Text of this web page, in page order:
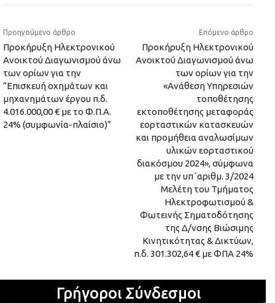
Προηγούμενο άρθρο
Προκήρυξη Ηλεκτρονικού
Ανοικτού Διαγωνισμού άνω
των ορίων για την
”Επισκευή οχημάτων και
μηχανημάτων έργου π.δ.
4.016.000,00 € με το Φ.Π.Α.
24% (συμφωνία-πλαίσιο)”
Επόμενο άρθρο
Προκήρυξη Ηλεκτρονικού
Ανοικτού Διαγωνισμού άνω
των ορίων για την
«Ανάθεση Υπηρεσιών
τοποθέτησης
εκτοποθέτησης μεταφοράς
εορταστικών κατασκευών
και προμήθεια αναλωσίμων
υλικών εορταστικού
διακόσμου 2024», σύμφωνα
με την υπ΄αριθμ. 3/2024
Μελέτη του Τμήματος
Ηλεκτροφωτισμού &
Φωτεινής Σηματοδότησης
της Δ/νσης Βιώσιμης
Κινητικότητας & Δικτύων,
π.δ. 301.302,64 € με ΦΠΑ 24%
Γρήγοροι Σύνδεσμοι